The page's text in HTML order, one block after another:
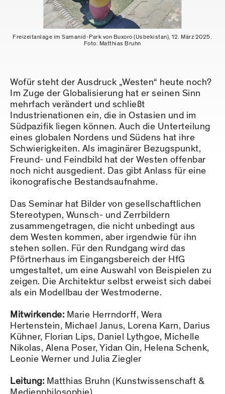
Freizeitanlage im Samanid-Park von Buxoro (Usbekistan), 12. März 2025.
Foto: Matthias Bruhn
Wofür steht der Ausdruck „Westen“ heute noch?
Im Zuge der Globalisierung hat er seinen Sinn
mehrfach verändert und schließt
Industrienationen ein, die in Ostasien und im
Südpazifik liegen können. Auch die Unterteilung
eines globalen Nordens und Südens hat ihre
Schwierigkeiten. Als imaginärer Bezugspunkt,
Freund- und Feindbild hat der Westen offenbar
noch nicht ausgedient. Das gibt Anlass für eine
ikonografische Bestandsaufnahme.
Das Seminar hat Bilder von gesellschaftlichen
Stereotypen, Wunsch- und Zerrbildern
zusammengetragen, die nicht unbedingt aus
dem Westen kommen, aber irgendwie für ihn
stehen sollen. Für den Rundgang wird das
Pförtnerhaus im Eingangsbereich der HfG
umgestaltet, um eine Auswahl von Beispielen zu
zeigen. Die Architektur selbst erweist sich dabei
als ein Modellbau der Westmoderne.
Mitwirkende: Marie Herrndorff, Wera
Hertenstein, Michael Janus, Lorena Karn, Darius
Kühner, Florian Lips, Daniel Lythgoe, Michelle
Nikolas, Alena Poser, Yidan Qin, Helena Schenk,
Leonie Werner und Julia Ziegler
Leitung: Matthias Bruhn (Kunstwissenschaft &